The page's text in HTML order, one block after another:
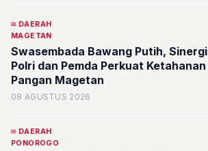
DAERAH
MAGETAN
Swasembada Bawang Putih, Sinergi
Polri dan Pemda Perkuat Ketahanan
Pangan Magetan
08 AGUSTUS 2026
DAERAH
PONOROGO